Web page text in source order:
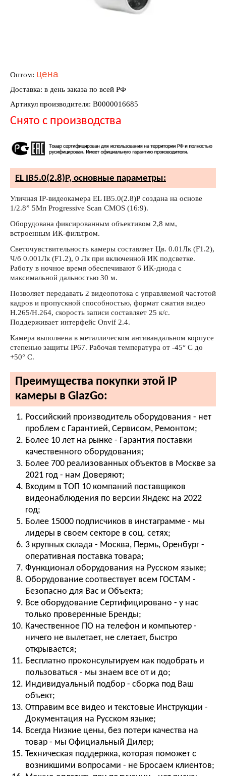
Оптом: цена
Доставка: в день заказа по всей РФ
Артикул производителя: В0000016685
Снято с производства
EL IB5.0(2.8)P, основные параметры:
Уличная IP-видеокамера EL IB5.0(2.8)P создана на основе
1/2.8” 5Мп Progressive Scan CMOS (16:9).
Оборудована фиксированным объективом 2,8 мм,
встроенным ИК-фильтром.
Светочувствительность камеры составляет Цв. 0.01Лк (F1.2),
Ч/б 0.001Лк (F1.2), 0 Лк при включенной ИК подсветке.
Работу в ночное время обеспечивают 6 ИК-диода с
максимальной дальностью 30 м.
Позволяет передавать 2 видеопотока с управляемой частотой
кадров и пропускной способностью, формат сжатия видео
H.265/H.264, скорость записи составляет 25 к/с.
Поддерживает интерфейс Onvif 2.4.
Камера выполнена в металлическом антивандальном корпусе
степенью защиты IP67. Рабочая температура от -45° С до
+50° С.
Преимущества покупки этой IP
камеры в GlazGo:
Российский производитель оборудования - нет
проблем с Гарантией, Сервисом, Ремонтом;
Более 10 лет на рынке - Гарантия поставки
качественного оборудования;
Более 700 реализованных объектов в Москве за
2021 год - нам Доверяют;
Входим в ТОП 10 компаний поставщиков
видеонаблюдения по версии Яндекс на 2022
год;
Более 15000 подписчиков в инстаграмме - мы
лидеры в своем секторе в соц. сетях;
3 крупных склада - Москва, Пермь, Оренбург -
оперативная поставка товара;
Функционал оборудования на Русском языке;
Оборудование соотвествует всем ГОСТАМ -
Безопасно для Вас и Объекта;
Все оборудование Сертифицировано - у нас
только проверенные Бренды;
Качественное ПО на телефон и компьютер -
ничего не вылетает, не слетает, быстро
открывается;
Бесплатно проконсультируем как подобрать и
пользоваться - мы знаем все от и до;
Индивидуальный подбор - сборка под Ваш
объект;
Отправим все видео и текстовые Инструкции -
Документация на Русском языке;
Всегда Низкие цены, без потери качества на
товар - мы Официальный Дилер;
Техническая поддержка, которая поможет с
возникшими вопросами - не Бросаем клиентов;